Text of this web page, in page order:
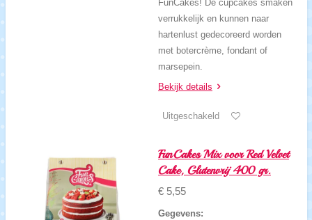
FunCakes! De cupcakes smaken
verrukkelijk en kunnen naar
hartenlust gedecoreerd worden
met botercrème, fondant of
marsepein.
Bekijk details
Uitgeschakeld
FunCakes Mix voor Red Velvet
Cake, Glutenvrij 400 gr.
€ 5,55
Gegevens: